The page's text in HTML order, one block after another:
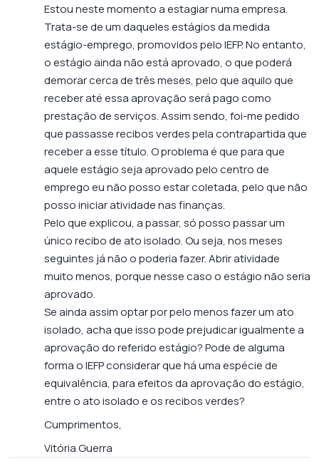
Estou neste momento a estagiar numa empresa.
Trata-se de um daqueles estágios da medida
estágio-emprego, promovidos pelo IEFP. No entanto,
o estágio ainda não está aprovado, o que poderá
demorar cerca de três meses, pelo que aquilo que
receber até essa aprovação será pago como
prestação de serviços. Assim sendo, foi-me pedido
que passasse recibos verdes pela contrapartida que
receber a esse título. O problema é que para que
aquele estágio seja aprovado pelo centro de
emprego eu não posso estar coletada, pelo que não
posso iniciar atividade nas finanças.
Pelo que explicou, a passar, só posso passar um
único recibo de ato isolado. Ou seja, nos meses
seguintes já não o poderia fazer. Abrir atividade
muito menos, porque nesse caso o estágio não seria
aprovado.
Se ainda assim optar por pelo menos fazer um ato
isolado, acha que isso pode prejudicar igualmente a
aprovação do referido estágio? Pode de alguma
forma o IEFP considerar que há uma espécie de
equivalência, para efeitos da aprovação do estágio,
entre o ato isolado e os recibos verdes?
Cumprimentos,
Vitória Guerra